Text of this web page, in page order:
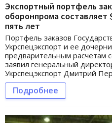
Экспортный портфель
оборонпрома
пять лет
Портфель заказов
Укрспецэкспорт и ее
предварительным расчетам
заявил генеральный
Укрспецэкспорт Дмитрий
Подробнее